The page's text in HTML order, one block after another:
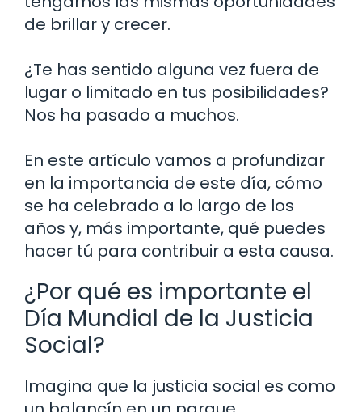
de brillar y crecer.
¿Te has sentido alguna vez fuera de
lugar o limitado en tus posibilidades?
Nos ha pasado a muchos.
En este artículo vamos a profundizar
en la importancia de este día, cómo
se ha celebrado a lo largo de los
años y, más importante, qué puedes
hacer tú para contribuir a esta causa.
¿Por qué es importante el
Día Mundial de la Justicia
Social?
Imagina que la justicia social es como